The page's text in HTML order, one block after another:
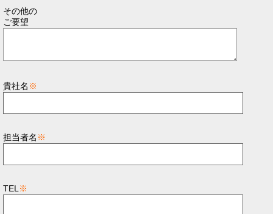
その他の
ご要望
貴社名 ※
担当者名 ※
TEL ※